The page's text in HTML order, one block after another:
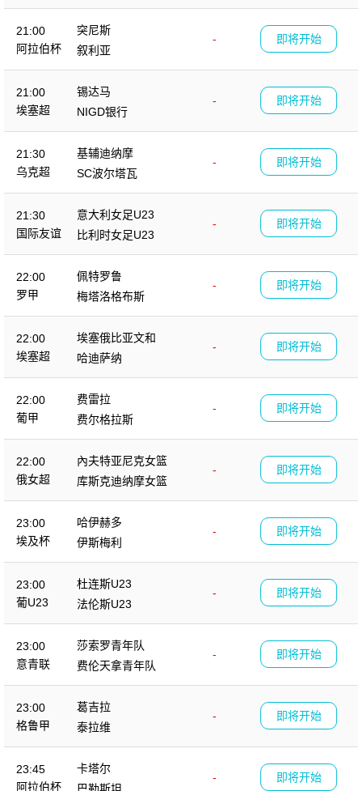
21:00
阿拉伯杯
突尼斯
-
叙利亚
即将开始
21:00
埃塞超
锡达马
-
NIGD银行
即将开始
21:30
乌克超
基辅迪纳摩
-
SC波尔塔瓦
即将开始
21:30
国际友谊
意大利女足U23
-
比利时女足U23
即将开始
22:00
罗甲
佩特罗鲁
-
梅塔洛格布斯
即将开始
22:00
埃塞超
埃塞俄比亚文和
-
哈迪萨纳
即将开始
22:00
葡甲
费雷拉
-
费尔格拉斯
即将开始
22:00
俄女超
內夫特亚尼克女篮
-
库斯克迪纳摩女篮
即将开始
23:00
埃及杯
哈伊赫多
-
伊斯梅利
即将开始
23:00
葡U23
杜连斯U23
-
法伦斯U23
即将开始
23:00
意青联
莎索罗青年队
-
费伦天拿青年队
即将开始
23:00
格鲁甲
葛吉拉
-
泰拉维
即将开始
23:45
阿拉伯杯
卡塔尔
-
巴勒斯坦
即将开始